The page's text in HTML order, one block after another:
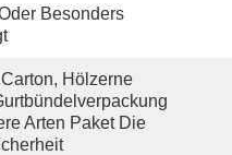
Besonders
Hölzerne
Arten Paket Die